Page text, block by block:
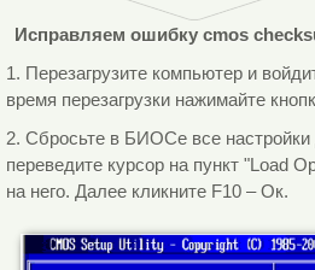
Исправляем ошибку cmos
1. Перезагрузите компьютер и
время перезагрузки нажимайте
2. Сбросьте в БИОСе все настройки
переведите курсор на пункт "Load
на него. Далее кликните F10 – Ок.